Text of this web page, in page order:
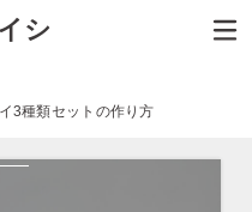
シ
3種類セットの作り方